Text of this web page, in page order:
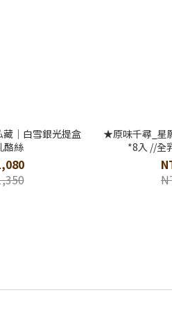
｜白雪銀光提盒
酪絲
★原味千尋_星
*8入 //全